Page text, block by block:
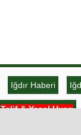
Iğdır Haberi
Telif & Yasal Uyarı